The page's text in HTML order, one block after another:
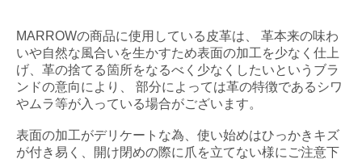
MARROWの商品に使用している皮革は、 革本来の味わ
いや自然な風合いを生かすため表面の加工を少なく仕上
げ、革の捨てる箇所をなるべく少なくしたいというブラ
ンドの意向により、 部分によっては革の特徴であるシワ
やムラ等が入っている場合がございます。
表面の加工がデリケートな為、使い始めはひっかきキズ
が付き易く、開け閉めの際に爪を立てない様にご注意下